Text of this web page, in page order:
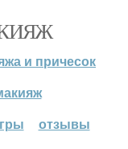
и причесок
отзывы